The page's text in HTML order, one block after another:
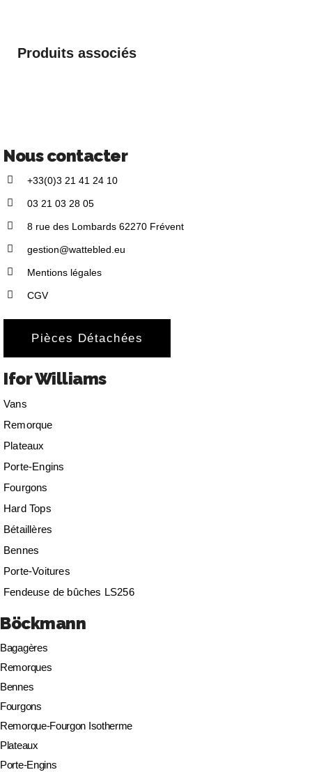
Produits associés
Nous contacter
+33(0)3 21 41 24 10
03 21 03 28 05
8 rue des Lombards 62270 Frévent
gestion@wattebled.eu
Mentions légales
CGV
Pièces Détachées
Ifor Williams
Vans
Remorque
Plateaux
Porte-Engins
Fourgons
Hard Tops
Bétaillères
Bennes
Porte-Voitures
Fendeuse de bûches LS256
Böckmann
Bagagères
Remorques
Bennes
Fourgons
Remorque-Fourgon Isotherme
Plateaux
Porte-Engins